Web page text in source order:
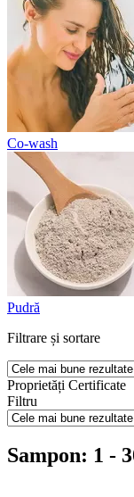
Co-wash
Pudră
Filtrare și sortare
Proprietăți Certificate
Filtru
Sampon: 1 -